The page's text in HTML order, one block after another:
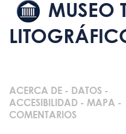
MUSEO
ACERCA DE - DATOS -
ACCESIBILIDAD - MAPA -
COMENTARIOS